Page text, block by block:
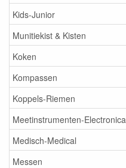
Kids-Junior
Munitiekist & Kisten
Koken
Kompassen
Koppels-Riemen
Meetinstrumenten-Electronica
Medisch-Medical
Messen